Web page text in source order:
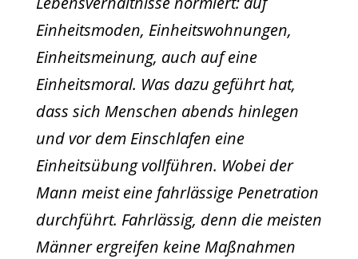
Einheitsmoden, Einheitswohnungen,
Einheitsmeinung, auch auf eine
Einheitsmoral. Was dazu geführt hat,
dass sich Menschen abends hinlegen
und vor dem Einschlafen eine
Einheitsübung vollführen. Wobei der
Mann meist eine fahrlässige Penetration
durchführt. Fahrlässig, denn die meisten
Männer ergreifen keine Maßnahmen